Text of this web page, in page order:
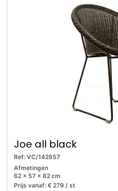
Joe all black
Ref: VC/142857
Afmetingen
62 x 57 x 82 cm
Prijs vanaf: € 279 / st